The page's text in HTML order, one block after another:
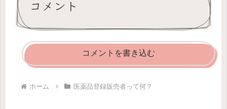
コメント
コメントを書き込む
ホーム 医薬品登録販売者って何？